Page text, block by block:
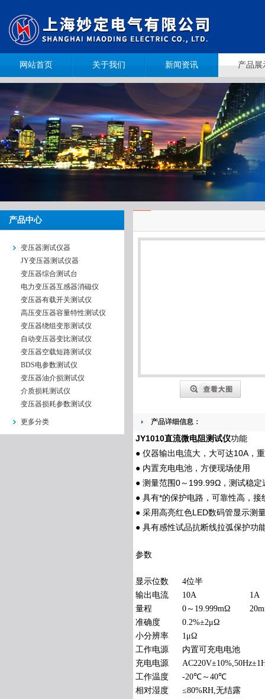
网站首页 关于我们 新闻资讯 产品展
产品中心
变压器测试仪器
JY变压器测试仪器
变压器综合测试台
电力变压器互感器消磁仪
变压器有载开关测试仪
高压变压器容量特性测试仪
变压器绕组变形测试仪
自动变压器变比测试仪
变压器空载短路测试仪
BDS电参数测试仪
变压器油介损测试仪
介质损耗测试仪
变压器损耗参数测试仪
更多分类 产品详细信息：
JY1010直流微电阻测试仪功能
● 仪器输出电流大，大可达10A，
● 内置充电电池，方便现场使用
● 测量范围0～199.99Ω，测试稳定
● 具有*的保护电路，可靠性高，接
● 采用高亮红色LED数码管显示测
● 具有感性试品抗断线拉弧保护功
参数
显示位数
4位半
输出电流
10A
1A
量程
0～19.999mΩ
准确度
0.2%±2μΩ
小分辨率
1μΩ
工作电源
内置可充电电池
充电电源
工作温度
-20℃～40℃
相对湿度
≤80%RH,无结露